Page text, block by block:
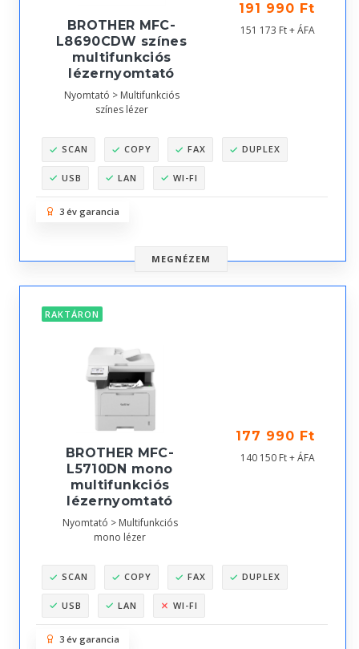
BROTHER MFC-
L8690CDW színes
multifunkciós
lézernyomtató
Nyomtató > Multifunkciós
színes lézer
191 990 Ft
151 173 Ft + ÁFA
SCAN COPY FAX DUPLEX
USB LAN WI-FI
3 év garancia
MEGNÉZEM
RAKTÁRON
BROTHER MFC-
L5710DN mono
multifunkciós
lézernyomtató
Nyomtató > Multifunkciós
mono lézer
177 990 Ft
140 150 Ft + ÁFA
SCAN COPY FAX DUPLEX
USB LAN WI-FI
3 év garancia